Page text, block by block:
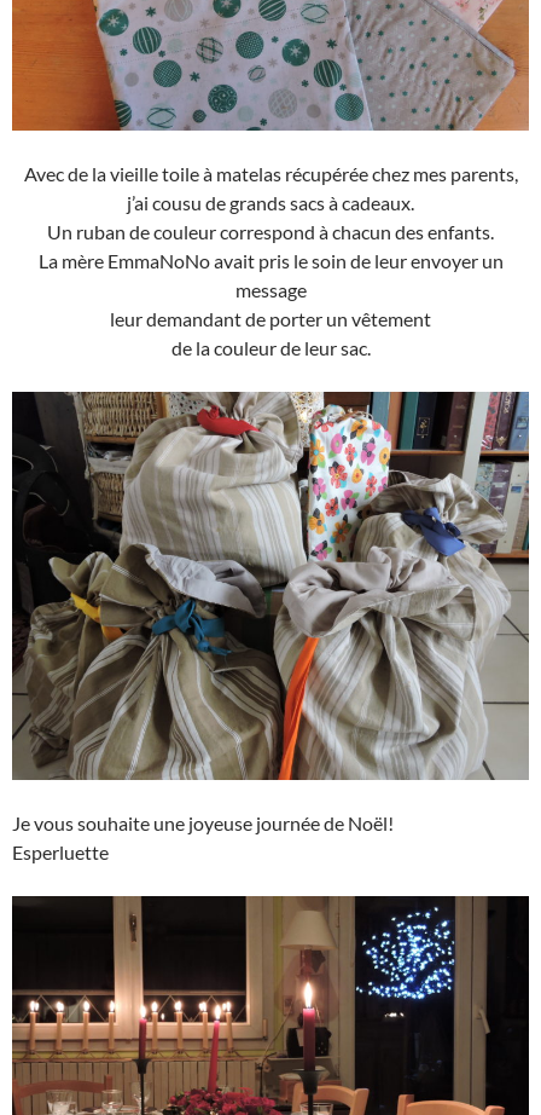
Avec de la vieille toile à matelas récupérée chez mes parents,
j’ai cousu de grands sacs à cadeaux.
Un ruban de couleur correspond à chacun des enfants.
La mère EmmaNoNo avait pris le soin de leur envoyer un
message
leur demandant de porter un vêtement
de la couleur de leur sac.
Je vous souhaite une joyeuse journée de Noël!
Esperluette